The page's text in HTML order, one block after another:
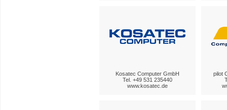
Kosatec Computer GmbH
Tel. +49 531 235440
www.kosatec.de
pilot